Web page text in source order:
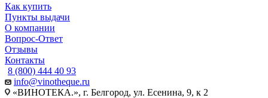
Как купить
Пункты выдачи
О компании
Вопрос-Ответ
Отзывы
Контакты
8 (800) 444 40 93
info@vinotheque.ru
«ВИНОТЕКА.», г. Белгород, ул. Есенина, 9, к 2